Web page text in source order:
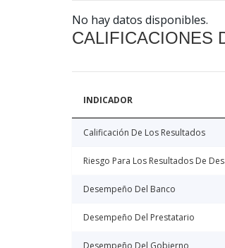
No hay datos disponibles.
CALIFICACIONES
INDICADOR
Calificación De Los Resultados
Riesgo Para Los Resultados De
Desempeño Del Banco
Desempeño Del Prestatario